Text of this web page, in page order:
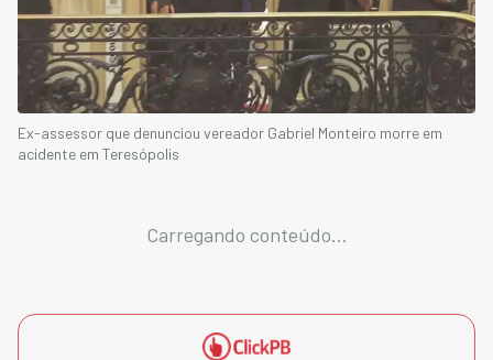
Ex-assessor que denunciou vereador Gabriel Monteiro morre em
acidente em Teresópolis
Carregando conteúdo...